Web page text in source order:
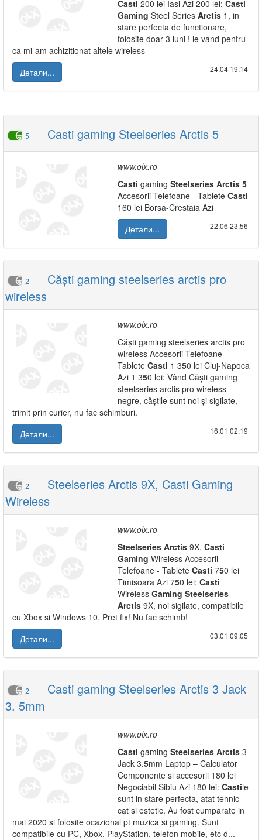
Casti 200 lei Iasi Azi 200 lei: Casti
Gaming Steel Series Arctis 1, in
stare perfecta de functionare,
folosite doar 3 luni ! le vand pentru
ca mi-am achizitionat altele wireless
Детали...
24.04|19:14
5 Casti gaming Steelseries Arctis 5
www.olx.ro
Casti gaming Steelseries Arctis 5
Accesorii Telefoane - Tablete Casti
160 lei Borsa-Crestaia Azi
Детали...
22.06|23:56
2
Căști gaming steelseries arctis pro
wireless
www.olx.ro
Căști gaming steelseries arctis pro
wireless Accesorii Telefoane -
Tablete Casti 1 350 lei Cluj-Napoca
Azi 1 350 lei: Vând Căști gaming
steelseries arctis pro wireless
negre, căștile sunt noi și sigilate,
trimit prin curier, nu fac schimburi.
Детали...
16.01|02:19
2
Steelseries Arctis 9X, Casti Gaming
Wireless
www.olx.ro
Steelseries Arctis 9X, Casti
Gaming Wireless Accesorii
Telefoane - Tablete Casti 750 lei
Timisoara Azi 750 lei: Casti
Wireless Gaming Steelseries
Arctis 9X, noi sigilate, compatibile
cu Xbox si Windows 10. Pret fix! Nu fac schimb!
Детали...
03.01|09:05
2
Casti gaming Steelseries Arctis 3 Jack
3. 5mm
www.olx.ro
Casti gaming Steelseries Arctis 3
Jack 3.5mm Laptop – Calculator
Componente si accesorii 180 lei
Negociabil Sibiu Azi 180 lei: Castile
sunt in stare perfecta, atat tehnic
cat si estetic. Au fost cumparate in
mai 2020 si folosite ocazional pt muzica si gaming. Sunt
compatibile cu PC, Xbox, PlayStation, telefon mobile, etc d...